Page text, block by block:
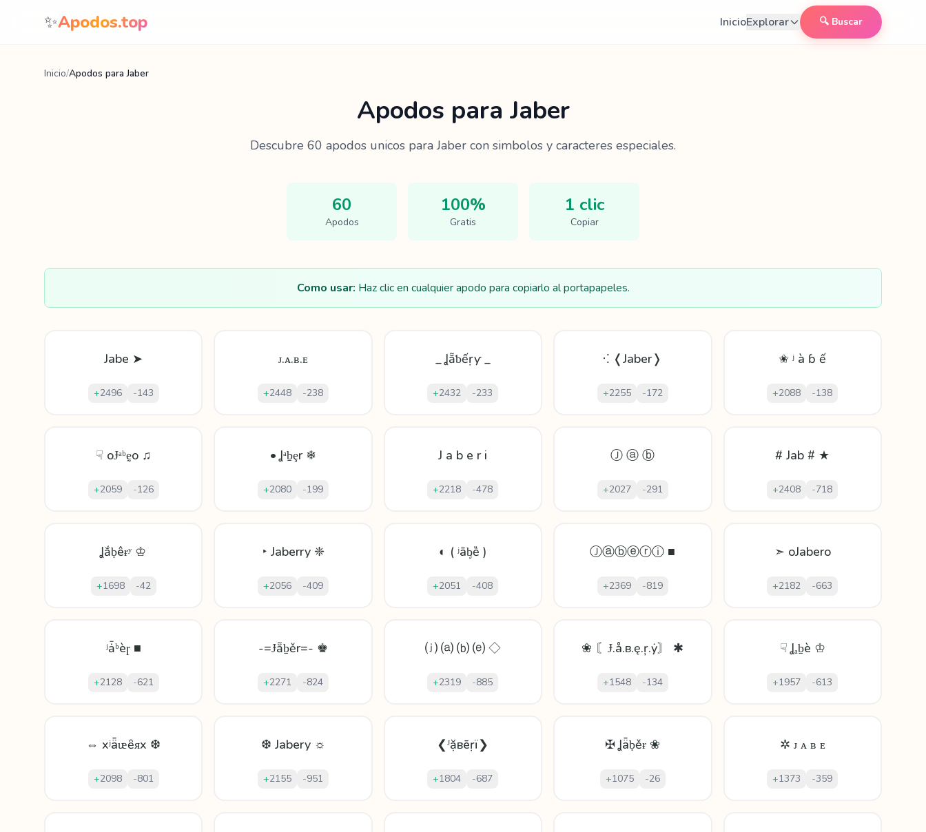
Saltar al contenido
✨Apodos.top InicioExplorar 🔍 Buscar
Inicio/Apodos para Jaber
Apodos para Jaber
Descubre 60 apodos unicos paraJaber con simbolos y caracteres especiales.
60
Apodos
100%
Gratis
1 clic
Copiar
Como usar: Haz clic en cualquier apodo para copiarlo al portapapeles.
Jabe ➤
+2496 -143
ᴊ.ᴀ.ʙ.ᴇ
+2448 -238
_ Ʝẵƅếṛƴ _
+2432 -233
⁖ ❬Jaber❭
+2255 -172
✬ ʲ à ɓ ế
+2088 -138
☟ oɈᵃᵇḛo ♫
+2059 -126
• Ʝᵃḇȩr ❄
+2080 -199
J a b e r i
+2218 -478
Ⓙ ⓐ ⓑ
+2027 -291
# Jab # ★
+2408 -718
Ʝắḅêɍʸ ♔
+1698 -42
‣ Jaberry ❈
+2056 -409
◐ ( ʲāᶀȅ )
+2051 -408
Ⓙⓐⓑⓔⓡⓘ ■
+2369 -819
➣ oJabero
+2182 -663
ʲǡᵇèɼ ■
+2128 -621
-=Ɉẵḇěr=- ♚
+2271 -824
⒥ ⒜ ⒝ ⒠ ◇
+2319 -885
❀ 〘Ɉ.å.в.ę.ŗ.ẏ〙 ✱
+1548 -134
☟ Ʝₐḇè ♔
+1957 -613
⇔ xʲǟᵫȇᴙx ❆
+2098 -801
❆ Jabery ☼
+2155 -951
❮ᴶặвēṛï❯
+1804 -687
✠ Ʝǟḅěɍ ❀
+1075 -26
✲ ᴊ ᴀ ʙ ᴇ
+1373 -359